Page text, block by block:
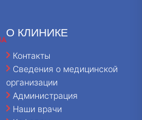
О КЛИНИКЕ
Контакты
Сведения о медицинской
организации
Администрация
Наши врачи